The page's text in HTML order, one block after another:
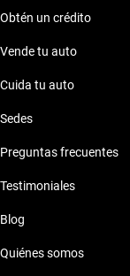
Obtén un crédito
Vende tu auto
Cuida tu auto
Sedes
Preguntas frecuentes
Testimoniales
Blog
Quiénes somos